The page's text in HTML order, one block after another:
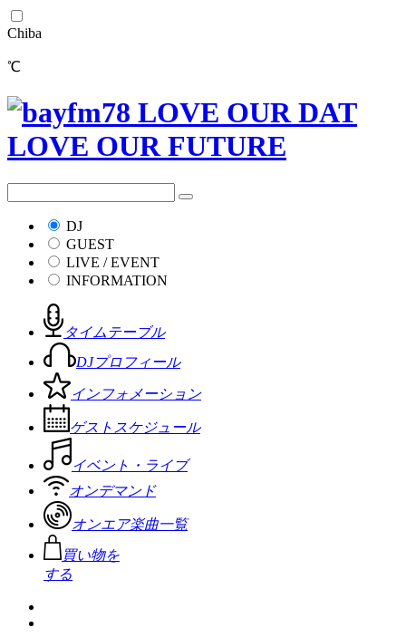
Chiba
℃
DJ
GUEST
LIVE / EVENT
INFORMATION
タイムテーブル
DJプロフィール
インフォメーション
ゲストスケジュール
イベント・ライブ
オンデマンド
オンエア楽曲一覧
買い物を
する